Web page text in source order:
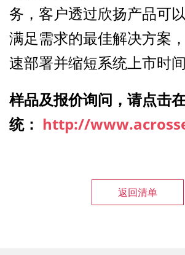
务，客户透过欣扬产品可
满足需求的最佳解决方案
速部署并缩短系统上市时间
样品及报价询问，请点击
统： http://
返回清单